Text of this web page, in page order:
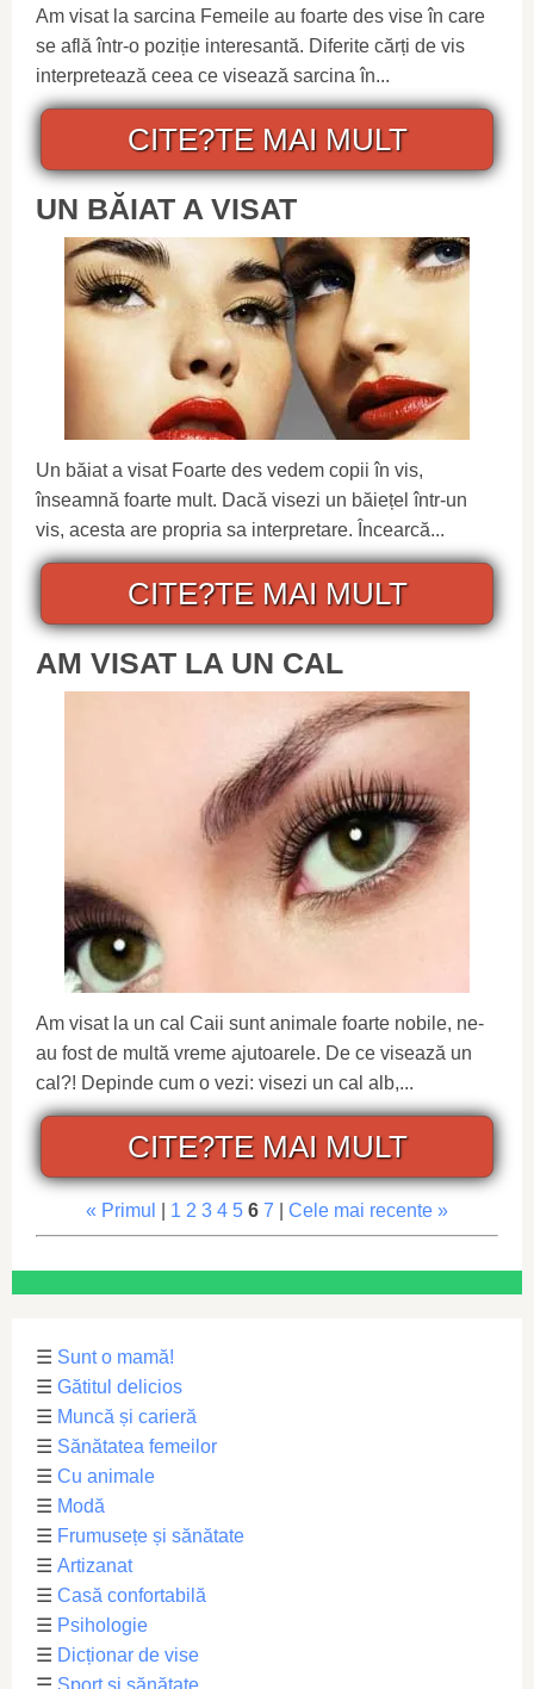
Am visat la sarcina Femeile au foarte des vise în care
se află într-o poziție interesantă. Diferite cărți de vis
interpretează ceea ce visează sarcina în...
CITE?TE MAI MULT
UN BĂIAT A VISAT
Un băiat a visat Foarte des vedem copii în vis,
înseamnă foarte mult. Dacă visezi un băiețel într-un
vis, acesta are propria sa interpretare. Încearcă...
CITE?TE MAI MULT
AM VISAT LA UN CAL
Am visat la un cal Caii sunt animale foarte nobile, ne-
au fost de multă vreme ajutoarele. De ce visează un
cal?! Depinde cum o vezi: visezi un cal alb,...
CITE?TE MAI MULT
« Primul 1 2 3 4 5 6 7 Cele mai recente »
☰ Sunt o mamă!
☰ Gătitul delicios
☰ Muncă și carieră
☰ Sănătatea femeilor
☰ Cu animale
☰ Modă
☰ Frumusețe și sănătate
☰ Artizanat
☰ Casă confortabilă
☰ Psihologie
☰ Dicționar de vise
☰ Sport și sănătate